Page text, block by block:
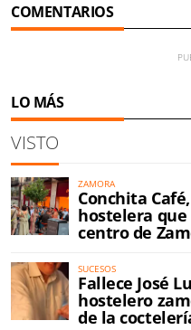
COMENTARIOS
LO MÁS
VISTO
ZAMORA
Conchita
hostelera
centro de
SUCESOS
Fallece José
hostelero
de la